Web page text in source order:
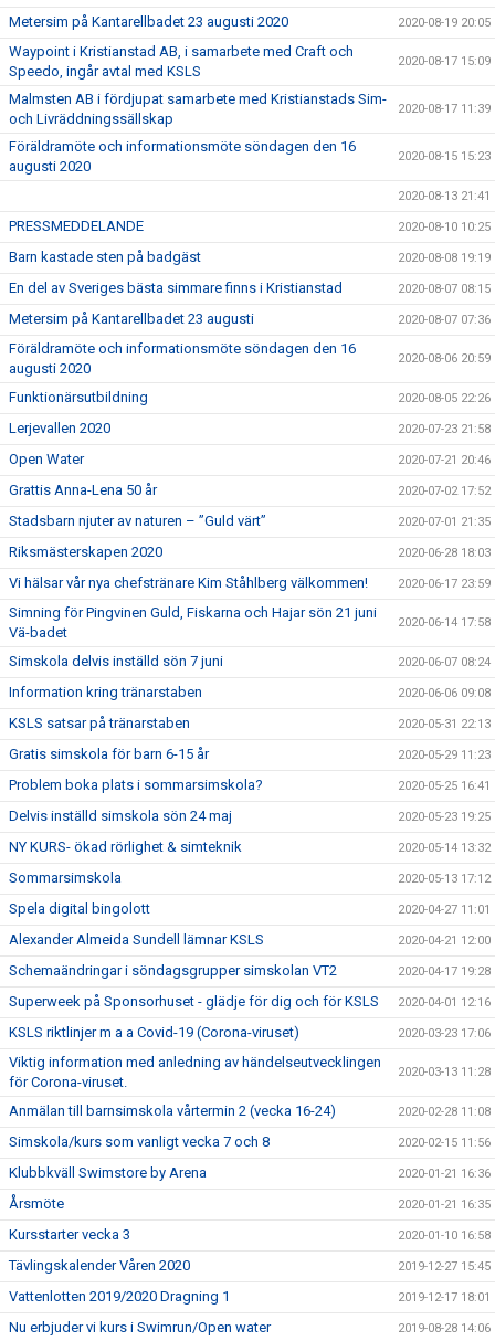
Metersim på Kantarellbadet 23 augusti 2020 2020-08-19 20:05
Waypoint i Kristianstad AB, i samarbete med Craft och
Speedo, ingår avtal med KSLS
2020-08-17 15:09
Malmsten AB i fördjupat samarbete med Kristianstads Sim-
och Livräddningssällskap
2020-08-17 11:39
Föräldramöte och informationsmöte söndagen den 16
augusti 2020
2020-08-15 15:23
2020-08-13 21:41
PRESSMEDDELANDE 2020-08-10 10:25
Barn kastade sten på badgäst 2020-08-08 19:19
En del av Sveriges bästa simmare finns i Kristianstad 2020-08-07 08:15
Metersim på Kantarellbadet 23 augusti 2020-08-07 07:36
Föräldramöte och informationsmöte söndagen den 16
augusti 2020
2020-08-06 20:59
Funktionärsutbildning 2020-08-05 22:26
Lerjevallen 2020 2020-07-23 21:58
Open Water 2020-07-21 20:46
Grattis Anna-Lena 50 år 2020-07-02 17:52
Stadsbarn njuter av naturen – ”Guld värt” 2020-07-01 21:35
Riksmästerskapen 2020 2020-06-28 18:03
Vi hälsar vår nya chefstränare Kim Ståhlberg välkommen! 2020-06-17 23:59
Simning för Pingvinen Guld, Fiskarna och Hajar sön 21 juni
Vä-badet
2020-06-14 17:58
Simskola delvis inställd sön 7 juni 2020-06-07 08:24
Information kring tränarstaben 2020-06-06 09:08
KSLS satsar på tränarstaben 2020-05-31 22:13
Gratis simskola för barn 6-15 år 2020-05-29 11:23
Problem boka plats i sommarsimskola? 2020-05-25 16:41
Delvis inställd simskola sön 24 maj 2020-05-23 19:25
NY KURS- ökad rörlighet & simteknik 2020-05-14 13:32
Sommarsimskola 2020-05-13 17:12
Spela digital bingolott 2020-04-27 11:01
Alexander Almeida Sundell lämnar KSLS 2020-04-21 12:00
Schemaändringar i söndagsgrupper simskolan VT2 2020-04-17 19:28
Superweek på Sponsorhuset - glädje för dig och för KSLS 2020-04-01 12:16
KSLS riktlinjer m a a Covid-19 (Corona-viruset) 2020-03-23 17:06
Viktig information med anledning av händelseutvecklingen
för Corona-viruset.
2020-03-13 11:28
Anmälan till barnsimskola vårtermin 2 (vecka 16-24) 2020-02-28 11:08
Simskola/kurs som vanligt vecka 7 och 8 2020-02-15 11:56
Klubbkväll Swimstore by Arena 2020-01-21 16:36
Årsmöte 2020-01-21 16:35
Kursstarter vecka 3 2020-01-10 16:58
Tävlingskalender Våren 2020 2019-12-27 15:45
Vattenlotten 2019/2020 Dragning 1 2019-12-17 18:01
Nu erbjuder vi kurs i Swimrun/Open water 2019-08-28 14:06